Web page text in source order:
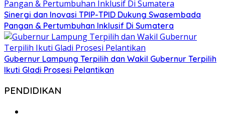
Sinergi dan Inovasi TPIP-TPID Dukung Swasembada
Pangan & Pertumbuhan Inklusif Di Sumatera
Gubernur Lampung Terpilih dan Wakil Gubernur Terpilih
Ikuti Gladi Prosesi Pelantikan
PENDIDIKAN